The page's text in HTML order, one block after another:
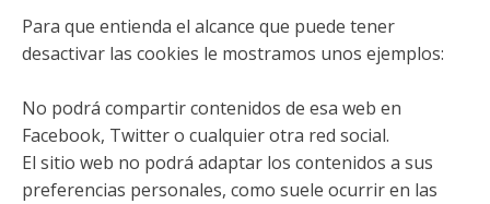
Para que entienda el alcance que puede tener
desactivar las cookies le mostramos unos ejemplos:
No podrá compartir contenidos de esa web en
Facebook, Twitter o cualquier otra red social.
El sitio web no podrá adaptar los contenidos a sus
preferencias personales, como suele ocurrir en las